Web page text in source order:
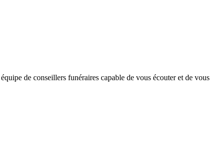
de conseillers funéraires capable de vous écouter et de vous